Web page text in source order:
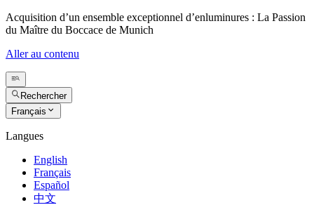
Acquisition d’un ensemble exceptionnel d’enluminures : La Passion
du Maître du Boccace de Munich
Aller au contenu
Rechercher
Français
Langues
English
Français
Español
中文